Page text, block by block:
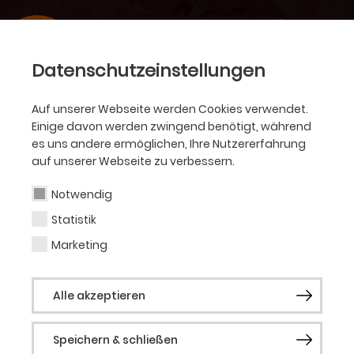
Datenschutzeinstellungen
Auf unserer Webseite werden Cookies verwendet.
Einige davon werden zwingend benötigt, während
es uns andere ermöglichen, Ihre Nutzererfahrung
auf unserer Webseite zu verbessern.
Notwendig
Statistik
Marketing
Alle akzeptieren
Speichern & schließen